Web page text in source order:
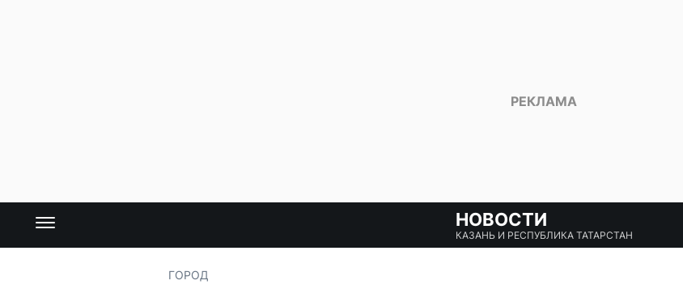
НОВОСТИ
КАЗАНЬ И РЕСПУБЛИКА ТАТАРСТАН
ГОРОД